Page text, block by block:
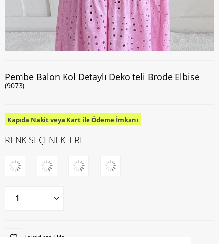
Pembe Balon Kol Detaylı Dekolteli Brode Elbise
(9073)
Kapıda Nakit veya Kart ile Ödeme İmkanı
RENK SEÇENEKLERİ
Favorilere Ekle